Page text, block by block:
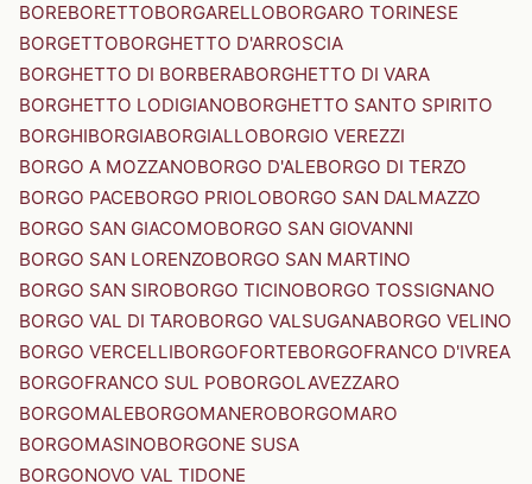
BOREBORETTOBORGARELLOBORGARO TORINESE
BORGETTOBORGHETTO D'ARROSCIA
BORGHETTO DI BORBERABORGHETTO DI VARA
BORGHETTO LODIGIANOBORGHETTO SANTO SPIRITO
BORGHIBORGIABORGIALLOBORGIO VEREZZI
BORGO A MOZZANOBORGO D'ALEBORGO DI TERZO
BORGO PACEBORGO PRIOLOBORGO SAN DALMAZZO
BORGO SAN GIACOMOBORGO SAN GIOVANNI
BORGO SAN LORENZOBORGO SAN MARTINO
BORGO SAN SIROBORGO TICINOBORGO TOSSIGNANO
BORGO VAL DI TAROBORGO VALSUGANABORGO VELINO
BORGO VERCELLIBORGOFORTEBORGOFRANCO D'IVREA
BORGOFRANCO SUL POBORGOLAVEZZARO
BORGOMALEBORGOMANEROBORGOMARO
BORGOMASINOBORGONE SUSA
BORGONOVO VAL TIDONE